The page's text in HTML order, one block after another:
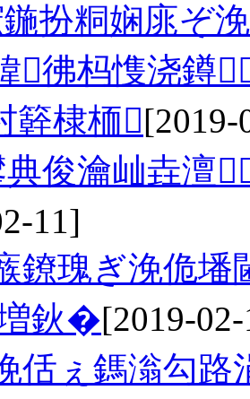
扮粡娴庣ぞ
彿杩愯浇鐏
簳棣栭[2019-
俊瀹屾垚澶
11]
鐐瑰ぎ浼佹
鈥�[2019-
佸ぇ鎷滃勾路